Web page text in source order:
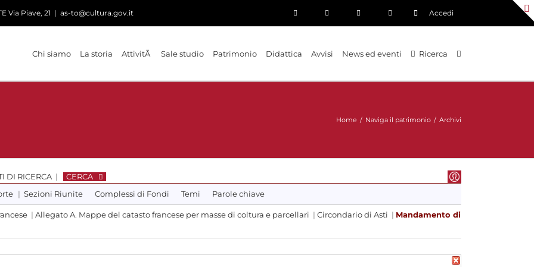
Via Piave, 21 | as-to@cultura.gov.it Accedi
Chi siamo La storia AttivitÃ Sale studio Patrimonio Didattica Avvisi News ed eventi Ricerca
Home / Naviga il patrimonio / Archivi
DI RICERCA |
CERCA
| Sezioni Riunite Complessi di Fondi Temi Parole chiave
| Allegato A. Mappe del catasto francese per masse di coltura e parcellari | Circondario di Asti | Mandamento di